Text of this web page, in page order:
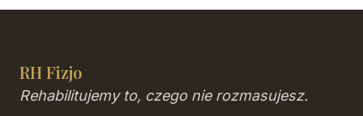
RH Fizjo
Rehabilitujemy to, czego nie rozmasujesz.